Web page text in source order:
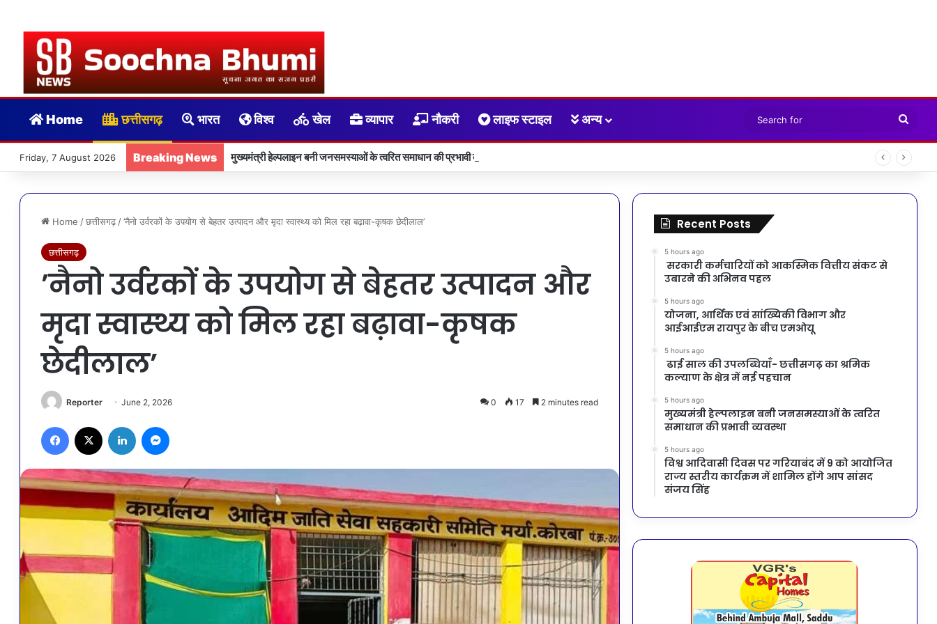
Home छत्तीसगढ़ भारत विश्व खेल व्यापार नौकरी लाइफ स्टाइल अन्य
for
Friday, 7 August 2026 Breaking News मुख्यमंत्री हेल्पलाइन बनी जनसमस्याओं के त्वरित समाधान की प्रभावी व्यवस्था
Home / छत्तीसगढ़ / ’नैनो उर्वरकों के उपयोग से बेहतर उत्पादन और मृदा स्वास्थ्य को मिल रहा बढ़ावा-कृषक छेदीलाल’
छत्तीसगढ़
’नैनो उर्वरकों के उपयोग से बेहतर उत्पादन और
मृदा स्वास्थ्य को मिल रहा बढ़ावा-कृषक
छेदीलाल’
Reporter June 2, 2026 0 17 2 minutes read
Facebook LinkedIn
Recent Posts
5 hours ago
सरकारी कर्मचारियों को आकस्मिक वित्तीय संकट से
उबारने की अभिनव पहल
5 hours ago
योजना, आर्थिक एवं सांख्यिकी विभाग और
आईआईएम रायपुर के बीच एमओयू
5 hours ago
ढाई साल की उपलब्धियाँ- छत्तीसगढ़ का श्रमिक
कल्याण के क्षेत्र में नई पहचान
5 hours ago
मुख्यमंत्री हेल्पलाइन बनी जनसमस्याओं के त्वरित
समाधान की प्रभावी व्यवस्था
5 hours ago
विश्व आदिवासी दिवस पर गरियाबंद में 9 को आयोजित
राज्य स्तरीय कार्यक्रम में शामिल होंगे आप सांसद
संजय सिंह